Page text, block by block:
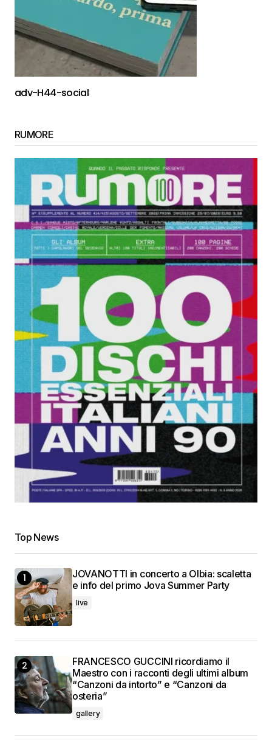
adv-H44-social
RUMORE
Top News
JOVANOTTI in concerto a Olbia: scaletta
e info del primo Jova Summer Party
live
FRANCESCO GUCCINI ricordiamo il
Maestro con i racconti degli ultimi album
“Canzoni da intorto” e “Canzoni da
osteria”
gallery